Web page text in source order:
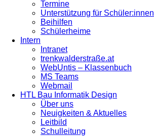
Termine
Unterstützung für Schüler:innen
Beihilfen
Schülerheime
Intern
Intranet
trenkwalderstraße.at
WebUntis – Klassenbuch
MS Teams
Webmail
HTL Bau Informatik Design
Über uns
Neuigkeiten & Aktuelles
Leitbild
Schulleitung